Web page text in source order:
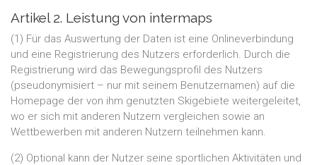
Artikel 2. Leistung von intermaps
(1) Für das Auswertung der Daten ist eine Onlineverbindung
und eine Registrierung des Nutzers erforderlich. Durch die
Registrierung wird das Bewegungsprofil des Nutzers
(pseudonymisiert – nur mit seinem Benutzernamen) auf die
Homepage der von ihm genutzten Skigebiete weitergeleitet,
wo er sich mit anderen Nutzern vergleichen sowie an
Wettbewerben mit anderen Nutzern teilnehmen kann.
(2) Optional kann der Nutzer seine sportlichen Aktivitäten und